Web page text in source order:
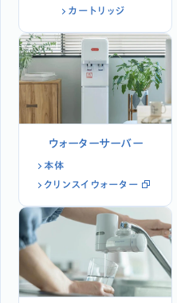
カートリッジ
ウォーターサーバー
本体
クリンスイウォーター